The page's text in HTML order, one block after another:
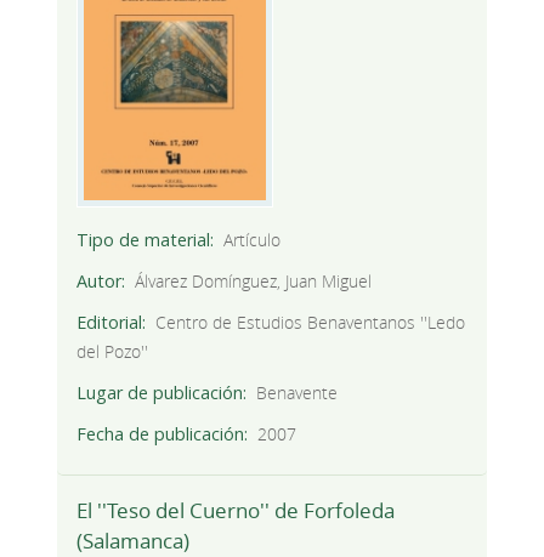
Tipo de material
Artículo
Autor
Álvarez Domínguez, Juan Miguel
Editorial
Centro de Estudios Benaventanos ''Ledo
del Pozo''
Lugar de publicación
Benavente
Fecha de publicación
2007
El ''Teso del Cuerno'' de Forfoleda
(Salamanca)